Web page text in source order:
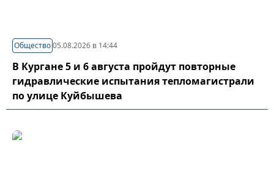
Общество05.08.2026 в 14:44
В Кургане 5 и 6 августа пройдут повторные
гидравлические испытания тепломагистрали
по улице Куйбышева